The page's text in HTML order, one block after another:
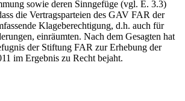
sowie deren Sinngefüge (vgl. E. 3.3)
die Vertragsparteien des GAV FAR der
Klageberechtigung, d.h. auch für
einräumten. Nach dem Gesagten hat
der Stiftung FAR zur Erhebung der
im Ergebnis zu Recht bejaht.